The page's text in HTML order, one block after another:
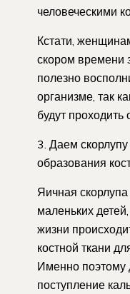
человеческими
Кстати,
скором времени
полезно
организме, так
будут проходить
3. Даем
образования
Яичная
маленьких
жизни
костной ткани
Именно поэтому
поступление